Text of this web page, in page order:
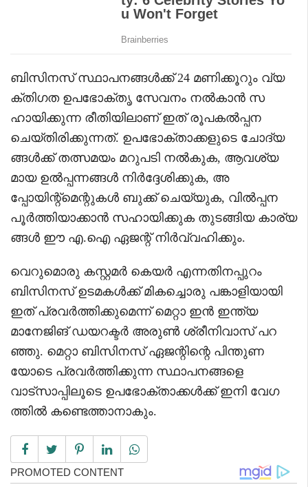
ബിസിനസ് സ്ഥാപനങ്ങൾക്ക് 24 മണിക്കൂറും വ്യ
ക്തിഗത ഉപഭോക്തൃ സേവനം നൽകാൻ സ
ഹായിക്കുന്ന രീതിയിലാണ് ഇത് രൂപകൽപ്പന
ചെയ്തിരിക്കുന്നത്. ഉപഭോക്താക്കളുടെ ചോദ്യ
ങ്ങൾക്ക് തത്സമയം മറുപടി നൽകുക, ആവശ്യ
മായ ഉൽപ്പന്നങ്ങൾ നിർദ്ദേശിക്കുക, അ
പ്പോയിന്റ്മെന്റുകൾ ബുക്ക് ചെയ്യുക, വിൽപ്പന
പൂർത്തിയാക്കാൻ സഹായിക്കുക തുടങ്ങിയ കാര്യ
ങ്ങൾ ഈ എ.ഐ ഏജന്റ് നിർവ്വഹിക്കും.
വെറുമൊരു കസ്റ്റമർ കെയർ എന്നതിനപ്പുറം
ബിസിനസ് ഉടമകൾക്ക് മികച്ചൊരു പങ്കാളിയായി
ഇത് പ്രവർത്തിക്കുമെന്ന് മെറ്റാ ഇൻ ഇന്ത്യ
മാനേജിങ് ഡയറക്ടർ അരുൺ ശ്രീനിവാസ് പറ
ഞ്ഞു. മെറ്റാ ബിസിനസ് ഏജന്റിന്റെ പിന്തുണ
യോടെ പ്രവർത്തിക്കുന്ന സ്ഥാപനങ്ങളെ
വാട്‌സാപ്പിലൂടെ ഉപഭോക്താക്കൾക്ക് ഇനി വേഗ
ത്തിൽ കണ്ടെത്താനാകും.